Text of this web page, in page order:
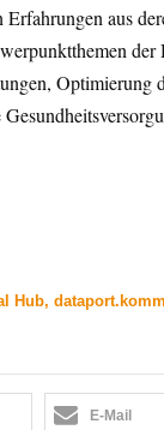
aus
Optimierung
Hub,
E-Mail